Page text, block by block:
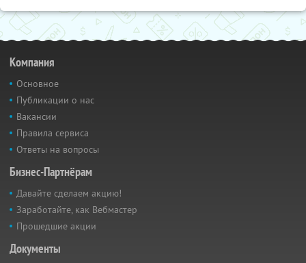
Компания
Основное
Публикации о нас
Вакансии
Правила сервиса
Ответы на вопросы
Бизнес-Партнёрам
Давайте сделаем акцию!
Заработайте, как Вебмастер
Прошедшие акции
Документы